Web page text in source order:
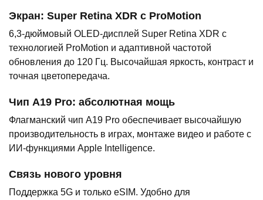
Экран: Super Retina XDR с ProMotion
6,3-дюймовый OLED-дисплей Super Retina XDR с
технологией ProMotion и адаптивной частотой
обновления до 120 Гц. Высочайшая яркость, контраст и
точная цветопередача.
Чип A19 Pro: абсолютная мощь
Флагманский чип A19 Pro обеспечивает высочайшую
производительность в играх, монтаже видео и работе с
ИИ-функциями Apple Intelligence.
Связь нового уровня
Поддержка 5G и только eSIM. Удобно для